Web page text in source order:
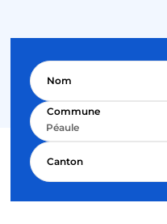
Nom
Commune
Péaule
Canton